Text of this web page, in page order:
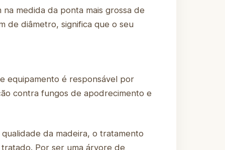
medida da ponta mais grossa de
de diâmetro, significa que o seu
equipamento é responsável por
contra fungos de apodrecimento e
da madeira, o tratamento
Por ser uma árvore de